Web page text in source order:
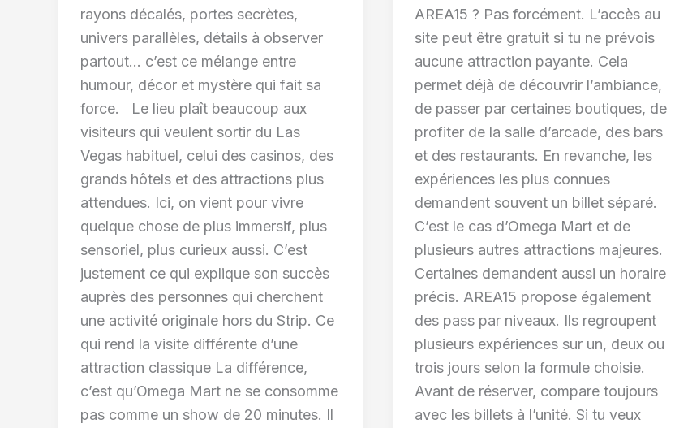
rayons décalés, portes secrètes,
univers parallèles, détails à observer
partout… c’est ce mélange entre
humour, décor et mystère qui fait sa
force. Le lieu plaît beaucoup aux
visiteurs qui veulent sortir du Las
Vegas habituel, celui des casinos, des
grands hôtels et des attractions plus
attendues. Ici, on vient pour vivre
quelque chose de plus immersif, plus
sensoriel, plus curieux aussi. C’est
justement ce qui explique son succès
auprès des personnes qui cherchent
une activité originale hors du Strip. Ce
qui rend la visite différente d’une
attraction classique La différence,
c’est qu’Omega Mart ne se consomme
pas comme un show de 20 minutes. Il
AREA15 ? Pas forcément. L’accès au
site peut être gratuit si tu ne prévois
aucune attraction payante. Cela
permet déjà de découvrir l’ambiance,
de passer par certaines boutiques, de
profiter de la salle d’arcade, des bars
et des restaurants. En revanche, les
expériences les plus connues
demandent souvent un billet séparé.
C’est le cas d’Omega Mart et de
plusieurs autres attractions majeures.
Certaines demandent aussi un horaire
précis. AREA15 propose également
des pass par niveaux. Ils regroupent
plusieurs expériences sur un, deux ou
trois jours selon la formule choisie.
Avant de réserver, compare toujours
avec les billets à l’unité. Si tu veux